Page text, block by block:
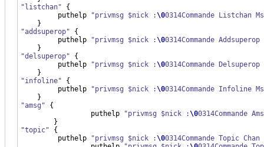
"listchan"
{
         puthelp
"privmsg $nick :\00314Commande Listchan
}
"addsuperop"
{
         puthelp
"privmsg $nick :\00314Commande
}
"delsuperop"
{
         puthelp
"privmsg $nick :\00314Commande
}
"infoline"
{
         puthelp
"privmsg $nick :\00314Commande Infoline
}
"amsg"
{
		 puthelp
"privmsg $nick :\00314Commande
}
"topic"
{
         puthelp
"privmsg $nick :\00314Commande Topic Chan